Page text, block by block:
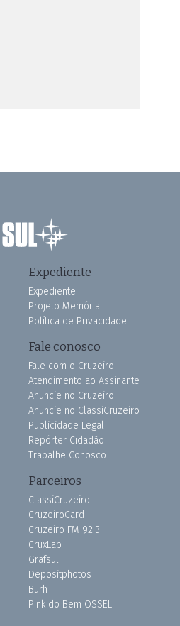
Expediente
Expediente
Projeto Memória
Política de Privacidade
Fale conosco
Fale com o Cruzeiro
Atendimento ao Assinante
Anuncie no Cruzeiro
Anuncie no ClassiCruzeiro
Publicidade Legal
Repórter Cidadão
Trabalhe Conosco
Parceiros
ClassiCruzeiro
CruzeiroCard
Cruzeiro FM 92.3
CruxLab
Grafsul
Depositphotos
Burh
Pink do Bem OSSEL